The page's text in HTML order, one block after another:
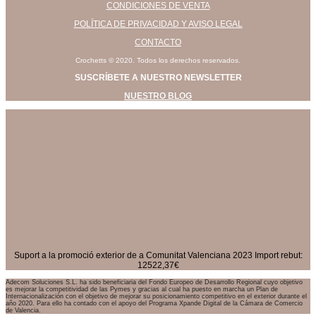
CONDICIONES DE VENTA
POLÍTICA DE PRIVACIDAD Y AVISO LEGAL
CONTACTO
Crochetts © 2020. Todos los derechos reservados.
SUSCRÍBETE A NUESTRO NEWSLETTER
NUESTRO BLOG
Suport a la promoció exterior de a Comunitat Valenciana 2023 Import rebut:
12522,37€
Adecom Soluciones S.L. ha sido beneficiaria del Fondo Europeo de Desarrollo Regional cuyo objetivo
es mejorar la competitividad de las Pymes y gracias al cual ha puesto en marcha un Plan de
Internacionalización con el objetivo de mejorar su posicionamiento competitivo en el exterior durante el
año 2020. Para ello ha contado con el apoyo del Programa Xpande Digital de la Cámara de Comercio
de Valencia.